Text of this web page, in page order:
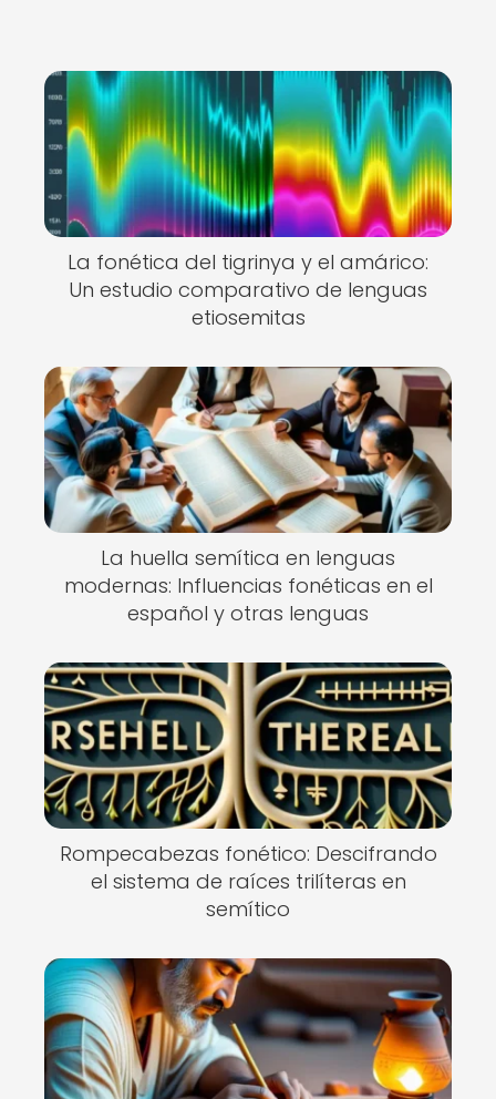
La fonética del tigrinya y el amárico:
Un estudio comparativo de lenguas
etiosemitas
La huella semítica en lenguas
modernas: Influencias fonéticas en el
español y otras lenguas
Rompecabezas fonético: Descifrando
el sistema de raíces trilíteras en
semítico